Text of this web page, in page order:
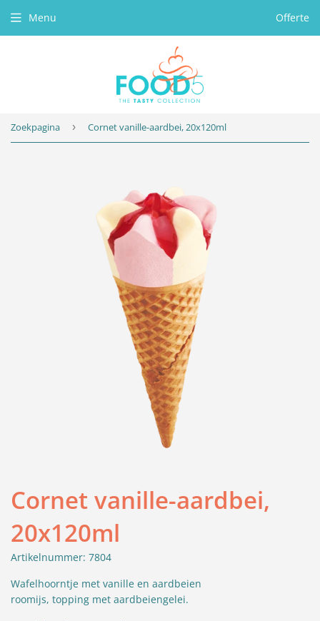
Menu Offerte
Zoekpagina › Cornet vanille-aardbei, 20x120ml
Cornet vanille-aardbei,
20x120ml
Artikelnummer: 7804
Wafelhoorntje met vanille en aardbeien
roomijs, topping met aardbeiengelei.